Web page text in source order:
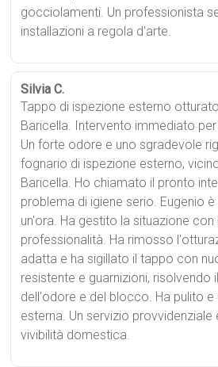
gocciolamenti. Un professionista
installazioni a regola d'arte.
Silvia C.
Tappo di ispezione esterno
Baricella. Intervento immediato
Un forte odore e uno sgradevole
fognario di ispezione esterno,
Baricella. Ho chiamato il pronto
problema di igiene serio. Eugenio
un'ora. Ha gestito la situazione
professionalità. Ha rimosso
adatta e ha sigillato il tappo con
resistente e guarnizioni, risolvendo
dell'odore e del blocco. Ha pulito
esterna. Un servizio provvidenziale
vivibilità domestica.